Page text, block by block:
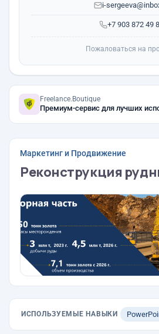
+7 903 872 49
i-
Пожаловаться на
Freelance.Boutique
Премиум-сервис для лучших
Маркетинг и Продвижение
Реконструкция
ИСПОЛЬЗУЕМЫЕ НАВЫКИ